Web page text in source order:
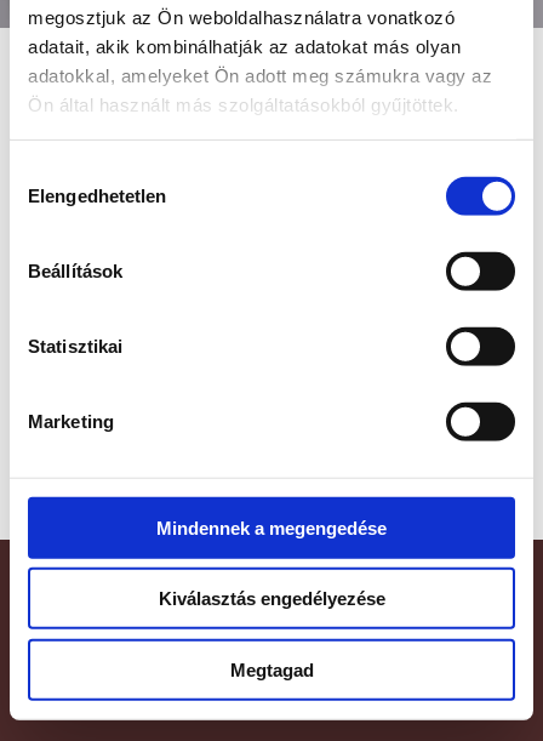
megosztjuk az Ön weboldalhasználatra vonatkozó
adatait, akik kombinálhatják az adatokat más olyan
adatokkal, amelyeket Ön adott meg számukra vagy az
Ön által használt más szolgáltatásokból gyűjtöttek.
kiválasztása
Elengedhetetlen
Beállítások
Statisztikai
Marketing
Mindennek a megengedése
Kiválasztás engedélyezése
Megtagad
Featured Courses
Available Courses
© 2026 IMQueen Consulting
Adatkezelési Nyilatkozat
Kapcsolat